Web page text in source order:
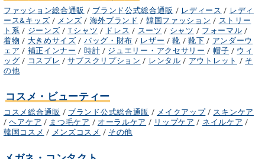
ファッション総合通販 / ブランド公式総合通販 / レディース / レディ
ース&キッズ / メンズ / 海外ブランド / 韓国ファッション / ストリー
ト系 / ジーンズ / Tシャツ / ドレス / スーツ / シャツ / フォーマル /
着物 / 大きめサイズ / バッグ・財布 / レザー /靴 /靴下 / アンダーウ
ェア / 補正インナー / 時計 / ジュエリー・アクセサリー / 帽子 / ウィ
ッグ / コスプレ /サブスクリプション / レンタル / アウトレット / そ
の他
コスメ・ビューティー
コスメ総合通販 / ブランド公式総合通販 / メイクアップ/ スキンケア
/ヘアケア / まつ毛ケア / オーラルケア / リップケア / ネイルケア /
韓国コスメ / メンズコスメ / その他